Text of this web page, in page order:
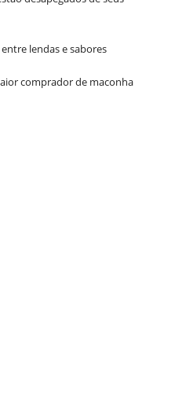
lendas e sabores
comprador de maconha